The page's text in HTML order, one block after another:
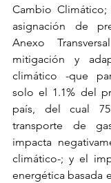
Cambio
asignación de
Anexo
mitigación y
climático -que
solo el 1.1% del
país, del cual
transporte de
impacta
climático-; y el
energética basada